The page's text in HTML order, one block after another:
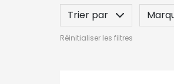
Trier par
Indication / Contre-
Réinitialiser les filtres